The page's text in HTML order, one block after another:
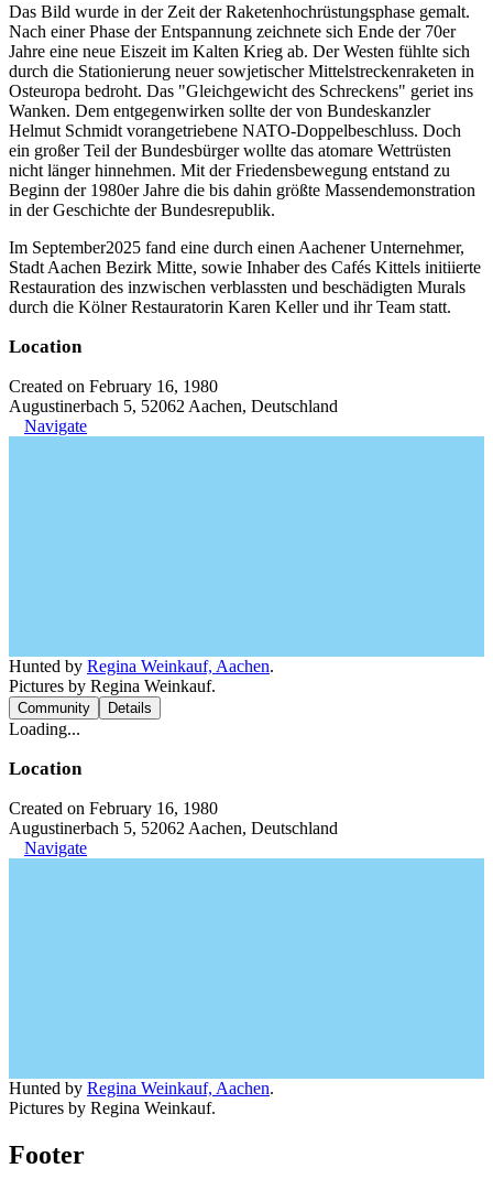
Das Bild wurde in der Zeit der Raketenhochrüstungsphase gemalt.
Nach einer Phase der Entspannung zeichnete sich Ende der 70er
Jahre eine neue Eiszeit im Kalten Krieg ab. Der Westen fühlte sich
durch die Stationierung neuer sowjetischer Mittelstreckenraketen in
Osteuropa bedroht. Das "Gleichgewicht des Schreckens" geriet ins
Wanken. Dem entgegenwirken sollte der von Bundeskanzler
Helmut Schmidt vorangetriebene NATO-Doppelbeschluss. Doch
ein großer Teil der Bundesbürger wollte das atomare Wettrüsten
nicht länger hinnehmen. Mit der Friedensbewegung entstand zu
Beginn der 1980er Jahre die bis dahin größte Massendemonstration
in der Geschichte der Bundesrepublik.
Im September2025 fand eine durch einen Aachener Unternehmer,
Stadt Aachen Bezirk Mitte, sowie Inhaber des Cafés Kittels initiierte
Restauration des inzwischen verblassten und beschädigten Murals
durch die Kölner Restauratorin Karen Keller und ihr Team statt.
Location
Created on February 16, 1980
Augustinerbach 5, 52062 Aachen, Deutschland
Navigate
Hunted by Regina Weinkauf, Aachen.
Pictures by Regina Weinkauf.
Community Details
Loading...
Location
Created on February 16, 1980
Augustinerbach 5, 52062 Aachen, Deutschland
Navigate
Hunted by Regina Weinkauf, Aachen.
Pictures by Regina Weinkauf.
Footer